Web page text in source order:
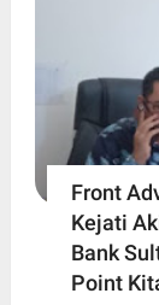
Front
Kejati
Bank
Point